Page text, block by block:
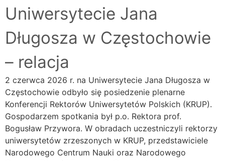
Uniwersytecie Jana
Długosza w Częstochowie
– relacja
2 czerwca 2026 r. na Uniwersytecie Jana Długosza w
Częstochowie odbyło się posiedzenie plenarne
Konferencji Rektorów Uniwersytetów Polskich (KRUP).
Gospodarzem spotkania był p.o. Rektora prof.
Bogusław Przywora. W obradach uczestniczyli rektorzy
uniwersytetów zrzeszonych w KRUP, przedstawiciele
Narodowego Centrum Nauki oraz Narodowego